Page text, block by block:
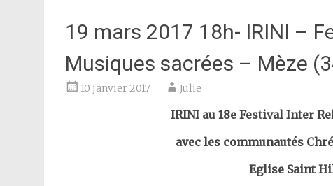
19 mars 2017 18h- IRINI –
Musiques sacrées – Mèze
10 janvier 2017 Julie
IRINI au 18e Festival Inter
avec les communautés
Eglise Saint